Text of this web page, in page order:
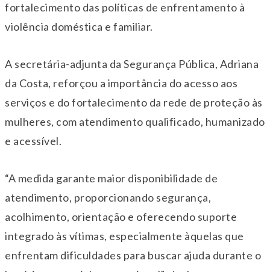
fortalecimento das políticas de enfrentamento à
violência doméstica e familiar.
A secretária-adjunta da Segurança Pública, Adriana
da Costa, reforçou a importância do acesso aos
serviços e do fortalecimento da rede de proteção às
mulheres, com atendimento qualificado, humanizado
e acessível.
“A medida garante maior disponibilidade de
atendimento, proporcionando segurança,
acolhimento, orientação e oferecendo suporte
integrado às vítimas, especialmente àquelas que
enfrentam dificuldades para buscar ajuda durante o